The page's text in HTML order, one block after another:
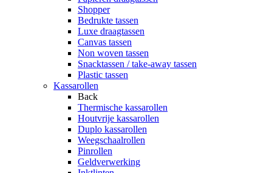
Shopper
Bedrukte tassen
Luxe draagtassen
Canvas tassen
Non woven tassen
Snacktassen / take-away tassen
Plastic tassen
Kassarollen
Back
Thermische kassarollen
Houtvrije kassarollen
Duplo kassarollen
Weegschaalrollen
Pinrollen
Geldverwerking